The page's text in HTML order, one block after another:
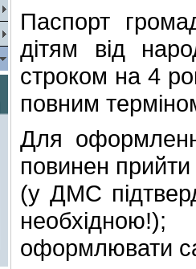
Паспорт
дітям від
строком на 4
повним
Для
повинен прийти
(у ДМС
оформлювати